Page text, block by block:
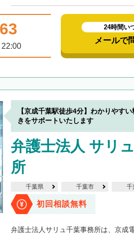
24時間い
メールで
【京成千葉駅徒歩4分】わかりやす
きをサポートいたします
弁護士法人 サリ
所
千葉県 千葉市 千
初回相談無料
弁護士法人サリュ千葉事務所は、京成